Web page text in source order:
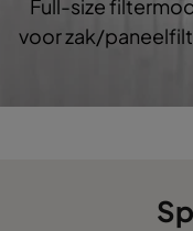
Full-size
voor zak/